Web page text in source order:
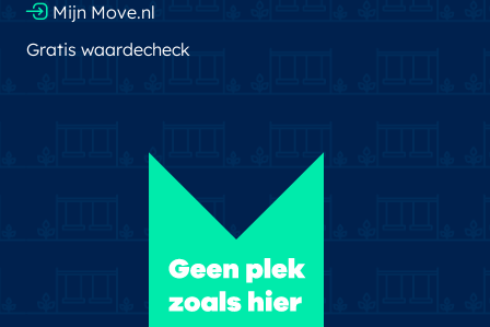
Mijn Move.nl
Gratis waardecheck